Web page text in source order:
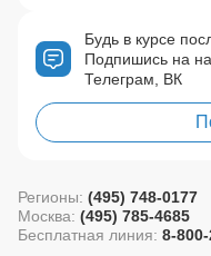
Будь в курсе
Подпишись на
Телеграм, ВК
Регионы: (495) 748-0177
Москва: (495) 785-4685
Бесплатная линия: 8-